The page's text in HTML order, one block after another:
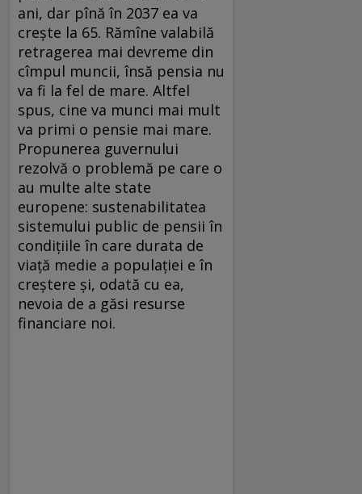
ani, dar pînă în 2037 ea va
crește la 65. Rămîne valabilă
retragerea mai devreme din
cîmpul muncii, însă pensia nu
va fi la fel de mare. Altfel
spus, cine va munci mai mult
va primi o pensie mai mare.
Propunerea guvernului
rezolvă o problemă pe care o
au multe alte state
europene: sustenabilitatea
sistemului public de pensii în
condițiile în care durata de
viață medie a populației e în
creștere și, odată cu ea,
nevoia de a găsi resurse
financiare noi.